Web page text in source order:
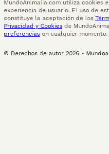
MundoAnimalia.com utiliza cookies
experiencia de usuario. El uso de
constituye la aceptación de los
Privacidad y Cookies de
preferencias en cualquier momento.
© Derechos de autor 2026 -